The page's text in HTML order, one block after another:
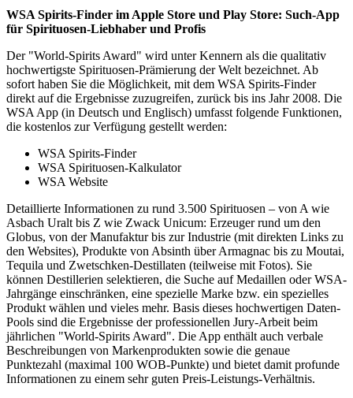
WSA Spirits-Finder im Apple Store und Play Store: Such-App
für Spirituosen-Liebhaber und Profis
Der "World-Spirits Award" wird unter Kennern als die qualitativ
hochwertigste Spirituosen-Prämierung der Welt bezeichnet. Ab
sofort haben Sie die Möglichkeit, mit dem WSA Spirits-Finder
direkt auf die Ergebnisse zuzugreifen, zurück bis ins Jahr 2008. Die
WSA App (in Deutsch und Englisch) umfasst folgende Funktionen,
die kostenlos zur Verfügung gestellt werden:
WSA Spirits-Finder
WSA Spirituosen-Kalkulator
WSA Website
Detaillierte Informationen zu rund 3.500 Spirituosen – von A wie
Asbach Uralt bis Z wie Zwack Unicum: Erzeuger rund um den
Globus, von der Manufaktur bis zur Industrie (mit direkten Links zu
den Websites), Produkte von Absinth über Armagnac bis zu Moutai,
Tequila und Zwetschken-Destillaten (teilweise mit Fotos). Sie
können Destillerien selektieren, die Suche auf Medaillen oder WSA-
Jahrgänge einschränken, eine spezielle Marke bzw. ein spezielles
Produkt wählen und vieles mehr. Basis dieses hochwertigen Daten-
Pools sind die Ergebnisse der professionellen Jury-Arbeit beim
jährlichen "World-Spirits Award". Die App enthält auch verbale
Beschreibungen von Markenprodukten sowie die genaue
Punktezahl (maximal 100 WOB-Punkte) und bietet damit profunde
Informationen zu einem sehr guten Preis-Leistungs-Verhältnis.